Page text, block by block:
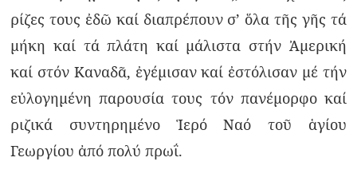
ρίζες τους ἐδῶ καί διαπρέπουν σ’ ὅλα τῆς γῆς τά
μήκη καί τά πλάτη καί μάλιστα στήν Ἀμερική
καί στόν Καναδᾶ, ἐγέμισαν καί ἐστόλισαν μέ τήν
εὐλογημένη παρουσία τους τόν πανέμορφο καί
ριζικά συντηρημένο Ἱερό Ναό τοῦ ἁγίου
Γεωργίου ἀπό πολύ πρωΐ.